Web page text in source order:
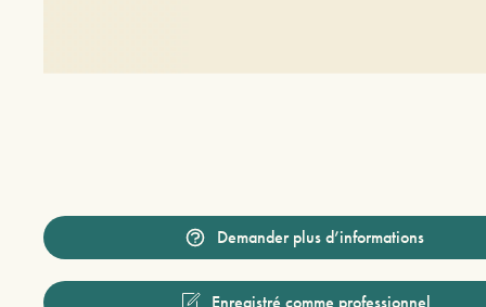
Demander plus d’informations
Enregistré comme professionnel